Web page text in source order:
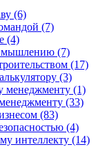
(6)
(7)
(4)
мышлению (7)
(17)
(3)
менеджменту (1)
(33)
(83)
(4)
интеллекту (14)